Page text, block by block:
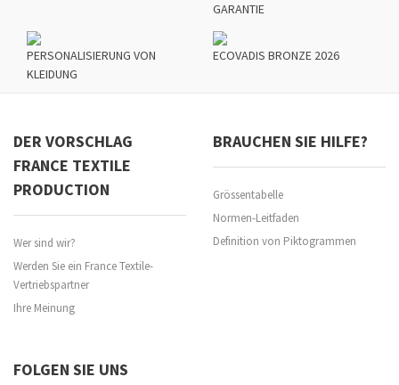
GARANTIE
PERSONALISIERUNG VON
KLEIDUNG
ECOVADIS BRONZE 2026
DER VORSCHLAG
FRANCE TEXTILE
PRODUCTION
Wer sind wir?
Werden Sie ein France Textile-
Vertriebspartner
Ihre Meinung
BRAUCHEN SIE HILFE?
Grössentabelle
Normen-Leitfaden
Definition von Piktogrammen
FOLGEN SIE UNS